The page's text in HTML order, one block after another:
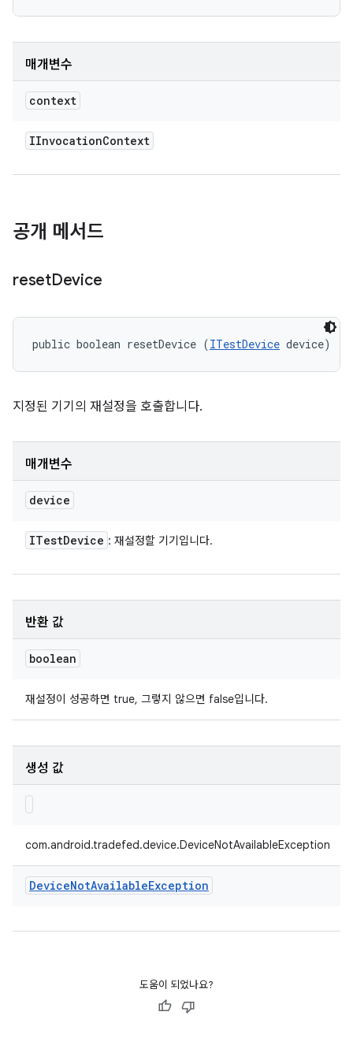
매개변수
context
IInvocationContext
공개 메서드
resetDevice
public boolean resetDevice (ITestDevice device)
지정된 기기의 재설정을 호출합니다.
매개변수
device
ITestDevice : 재설정할 기기입니다.
반환 값
boolean
재설정이 성공하면 true, 그렇지 않으면 false입니다.
생성 값
com.android.tradefed.device.DeviceNotAvailableException
DeviceNotAvailableException
도움이 되었나요?